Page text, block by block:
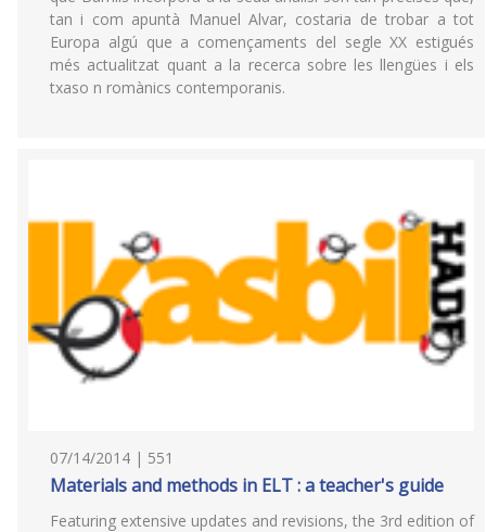
tan i com apuntà Manuel Alvar, costaria de trobar a tot
Europa algú que a començaments del segle XX estigués
més actualitzat quant a la recerca sobre les llengües i els
txaso n romànics contemporanis.
07/14/2014 | 551
Materials and methods in ELT : a teacher's guide
Featuring extensive updates and revisions, the 3rd edition of